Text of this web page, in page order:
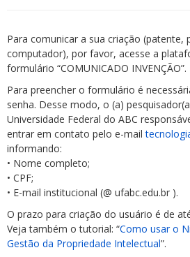
Para comunicar a sua criação (patente,
computador), por favor, acesse a
formulário “COMUNICADO INVENÇÃO”.
Para preencher o formulário é
senha. Desse modo, o (a)
Universidade Federal do ABC
entrar em contato pelo e-mail
informando:
• Nome completo;
• CPF;
• E-mail institucional (@ ufabc.edu.br ).
O prazo para criação do usuário é de
Veja também o tutorial: “Como usar o
Gestão da Propriedade Intelectual”.